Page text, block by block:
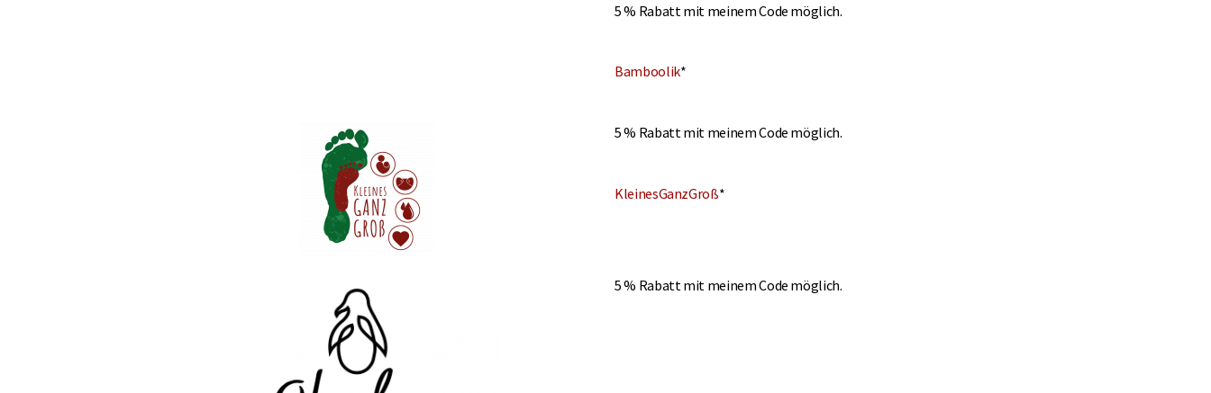
5 % Rabatt mit meinem Code möglich.
Bamboolik*
5 % Rabatt mit meinem Code möglich.
KleinesGanzGroß*
5 % Rabatt mit meinem Code möglich.